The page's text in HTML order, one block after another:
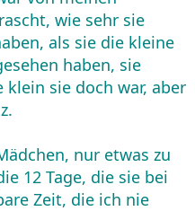
wie sehr sie
als sie die kleine
haben, sie
sie doch war, aber
nur etwas zu
12 Tage, die sie bei
Zeit, die ich nie